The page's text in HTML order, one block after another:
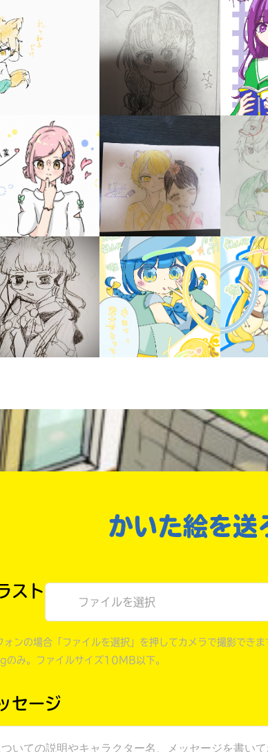
Loading...
オフィシャルアカ
SNSでシェア
かいた絵を送
スト
ファイルを選択
ンの場合「ファイルを選択」を押してカメラで撮影できま
み。ファイルサイズ10MB以下。
セージ
い
い
え
入
力
内
容
に
エ
ラ
ー
あ
る
の
で、
も
う
一
度
確
認
し
ね